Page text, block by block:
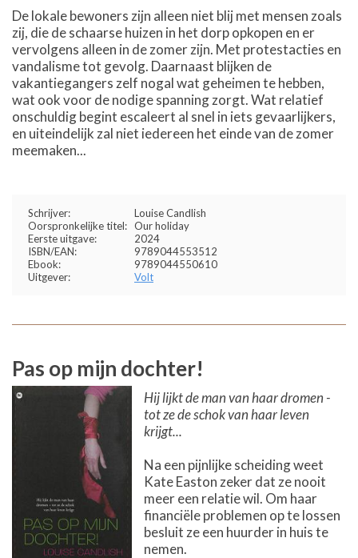
De lokale bewoners zijn alleen niet blij met mensen zoals
zij, die de schaarse huizen in het dorp opkopen en er
vervolgens alleen in de zomer zijn. Met protestacties en
vandalisme tot gevolg. Daarnaast blijken de
vakantiegangers zelf nogal wat geheimen te hebben,
wat ook voor de nodige spanning zorgt. Wat relatief
onschuldig begint escaleert al snel in iets gevaarlijkers,
en uiteindelijk zal niet iedereen het einde van de zomer
meemaken...
Schrijver:
Louise Candlish
Oorspronkelijke titel: Our holiday
Eerste uitgave:
2024
ISBN/EAN:
9789044553512
Ebook:
9789044550610
Uitgever:
Volt
Pas op mijn dochter!
Hij lijkt de man van haar dromen -
tot ze de schok van haar leven
krijgt...
Na een pijnlijke scheiding weet
Kate Easton zeker dat ze nooit
meer een relatie wil. Om haar
financiële problemen op te lossen
besluit ze een huurder in huis te
nemen.